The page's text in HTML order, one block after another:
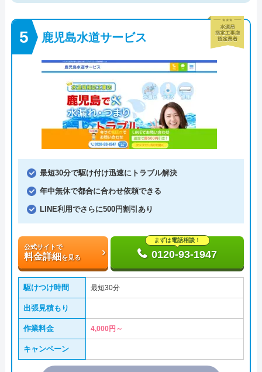
鹿児島水道サービス
最短30分で駆け付け迅速にトラブル解決
年中無休で都合に合わせ依頼できる
LINE利用でさらに500円割引あり
公式サイトで
料金詳細を見る
まずは電話相談！
0120-93-1947
駆けつけ時間 最短30分
出張見積もり
作業料金 4,000円～
キャンペーン